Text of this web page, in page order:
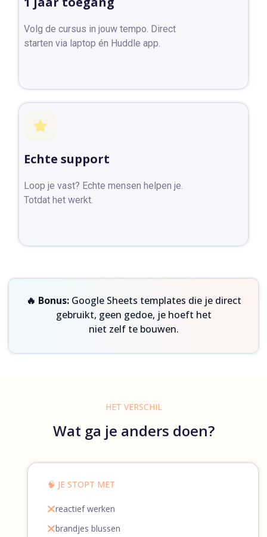
Volg de cursus in jouw tempo. Direct
starten via laptop én Huddle app.
Echte support
Loop je vast? Echte mensen helpen je.
Totdat het werkt.
🔥 Bonus:Google Sheets templates die je direct
gebruikt, geen gedoe, je hoeft het
niet zelf te bouwen.
HET VERSCHIL
Wat ga je anders doen?
🧠 JE STOPT MET
reactief werken
brandjes blussen